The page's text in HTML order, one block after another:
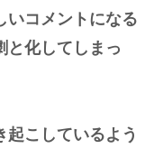
いコメントになる
と化してしまっ
こしているよう